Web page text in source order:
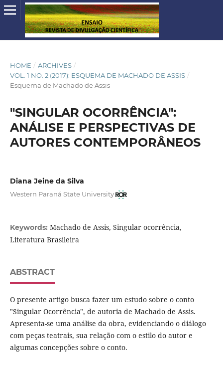
HOME / ARCHIVES /
VOL. 1 NO. 2 (2017): ESQUEMA DE MACHADO DE ASSIS /
Esquema de Machado de Assis
"SINGULAR OCORRÊNCIA":
ANÁLISE E PERSPECTIVAS DE
AUTORES CONTEMPORÂNEOS
Diana Jeine da Silva
Western Paraná State University
Keywords: Machado de Assis, Singular ocorrência,
Literatura Brasileira
ABSTRACT
O presente artigo busca fazer um estudo sobre o conto
"Singular Ocorrência", de autoria de Machado de Assis.
Apresenta-se uma análise da obra, evidenciando o diálogo
com peças teatrais, sua relação com o estilo do autor e
algumas concepções sobre o conto.